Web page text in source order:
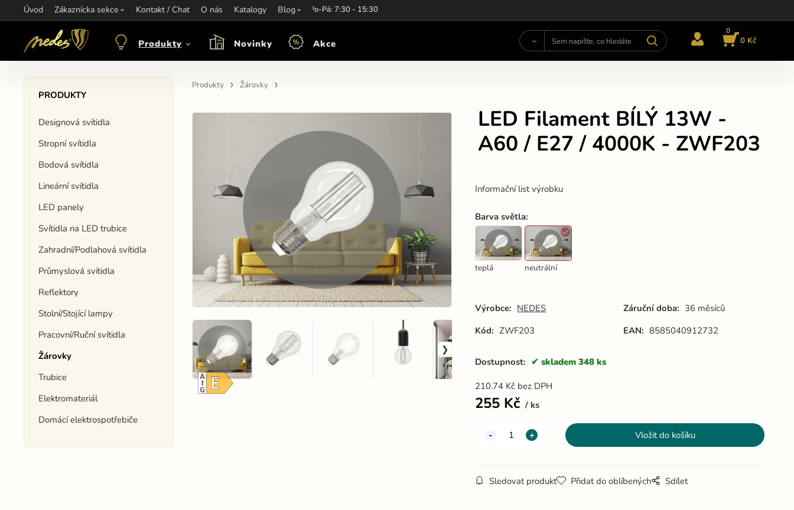
Úvod Zákaznícka sekce Kontakt / Chat O nás Katalogy Blog
Informace:objednavkacz@nedes.sk Kontakt:+421 907 263 473Otevírací hodiny: Po-Pá: 7:30 - 15:30
Produkty Novinky Akce
0
0 Kč
PRODUKTY
Designová svítidla
Stropní svítidla
Bodová svítidla
Lineární svítidla
LED panely
Svítidla na LED trubice
Zahradní/Podlahová svítidla
Průmyslová svítidla
Reflektory
Stolní/Stojící lampy
Pracovní/Ruční svítidla
Žárovky
Trubice
Elektromateriál
Domácí elektrospotřebiče
Produkty Žárovky
LED Filament BÍLÝ 13W -
A60 / E27 / 4000K - ZWF203
Informační list výrobku
Barva světla:
teplá neutrální
Výrobce: NEDES Záruční doba: 36 měsíců
Kód: ZWF203 EAN: 8585040912732
Dostupnost: skladem 348 ks
210.74 Kč bez DPH
255 Kč ks
Sledovat produkt Přidat do oblíbených Sdílet